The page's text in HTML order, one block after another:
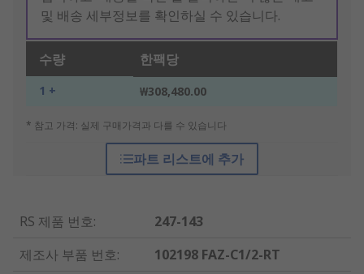
및 배송 세부정보를 확인하실 수 있습니다.
수량 한팩당
1 + ₩308,480.00
* 참고 가격: 실제 구매가격과 다를 수 있습니다
파트 리스트에 추가
RS 제품 번호:
247-143
제조사 부품 번호:
102198 FAZ-C1/2-RT